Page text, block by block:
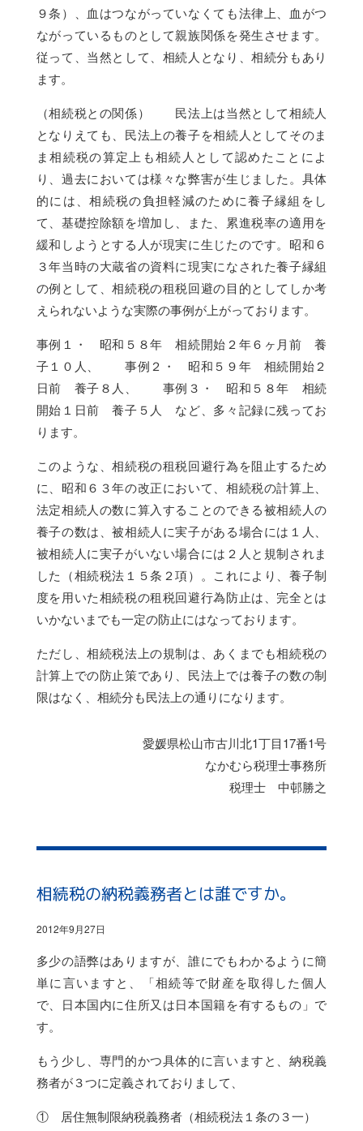
９条）、血はつながっていなくても法律上、血がつ
ながっているものとして親族関係を発生させます。
従って、当然として、相続人となり、相続分もあり
ます。
（相続税との関係） 民法上は当然として相続人
となりえても、民法上の養子を相続人としてそのま
ま相続税の算定上も相続人として認めたことによ
り、過去においては様々な弊害が生じました。具体
的には、相続税の負担軽減のために養子縁組をし
て、基礎控除額を増加し、また、累進税率の適用を
緩和しようとする人が現実に生じたのです。昭和６
３年当時の大蔵省の資料に現実になされた養子縁組
の例として、相続税の租税回避の目的としてしか考
えられないような実際の事例が上がっております。
事例１・ 昭和５８年 相続開始２年６ヶ月前 養
子１０人、 事例２・ 昭和５９年 相続開始２
日前 養子８人、 事例３・ 昭和５８年 相続
開始１日前 養子５人 など、多々記録に残ってお
ります。
このような、相続税の租税回避行為を阻止するため
に、昭和６３年の改正において、相続税の計算上、
法定相続人の数に算入することのできる被相続人の
養子の数は、被相続人に実子がある場合には１人、
被相続人に実子がいない場合には２人と規制されま
した（相続税法１５条２項）。これにより、養子制
度を用いた相続税の租税回避行為防止は、完全とは
いかないまでも一定の防止にはなっております。
ただし、相続税法上の規制は、あくまでも相続税の
計算上での防止策であり、民法上では養子の数の制
限はなく、相続分も民法上の通りになります。
愛媛県松山市古川北1丁目17番1号
なかむら税理士事務所
税理士 中邨勝之
相続税の納税義務者とは誰ですか。
2012年9月27日
多少の語弊はありますが、誰にでもわかるように簡
単に言いますと、「相続等で財産を取得した個人
で、日本国内に住所又は日本国籍を有するもの」で
す。
もう少し、専門的かつ具体的に言いますと、納税義
務者が３つに定義されておりまして、
① 居住無制限納税義務者（相続税法１条の３一）